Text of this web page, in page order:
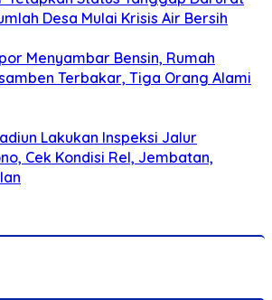
Desa Mulai Krisis Air Bersih
Menyambar Bensin, Rumah
Terbakar, Tiga Orang Alami
Lakukan Inspeksi Jalur
Cek Kondisi Rel, Jembatan,